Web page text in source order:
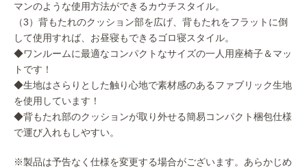
マンのような使用方法ができるカウチスタイル。
（3）背もたれのクッション部を広げ、背もたれをフラットに倒
して使用すれば、お昼寝もできるゴロ寝スタイル。
◆ワンルームに最適なコンパクトなサイズの一人用座椅子＆マッ
トです！
◆生地はさらりとした触り心地で素材感のあるファブリック生地
を使用しています！
◆背もたれ部のクッションが取り外せる簡易コンパクト梱包仕様
で運び入れもしやすい。
※製品は予告なく仕様を変更する場合がございます。あらかじめ